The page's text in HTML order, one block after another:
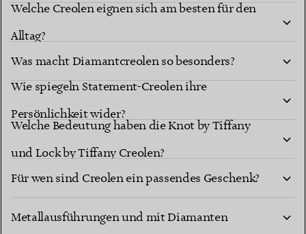
Welche Creolen eignen sich am besten für den
Alltag?
Was macht Diamantcreolen so besonders?
Wie spiegeln Statement-Creolen ihre
Persönlichkeit wider?
Welche Bedeutung haben die Knot by Tiffany
und Lock by Tiffany Creolen?
Für wen sind Creolen ein passendes Geschenk?
Sind Tiffany Creolen in verschiedenen Größen,
Metallausführungen und mit Diamanten